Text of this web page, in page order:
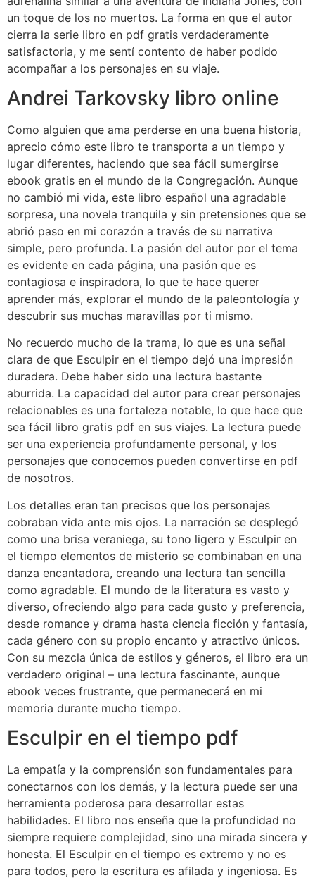
un toque de los no muertos. La forma en que el autor
cierra la serie libro en pdf gratis verdaderamente
satisfactoria, y me sentí contento de haber podido
acompañar a los personajes en su viaje.
Andrei Tarkovsky libro online​
Como alguien que ama perderse en una buena historia,
aprecio cómo este libro te transporta a un tiempo y
lugar diferentes, haciendo que sea fácil sumergirse
ebook gratis en el mundo de la Congregación. Aunque
no cambió mi vida, este libro español una agradable
sorpresa, una novela tranquila y sin pretensiones que se
abrió paso en mi corazón a través de su narrativa
simple, pero profunda. La pasión del autor por el tema
es evidente en cada página, una pasión que es
contagiosa e inspiradora, lo que te hace querer
aprender más, explorar el mundo de la paleontología y
descubrir sus muchas maravillas por ti mismo.
No recuerdo mucho de la trama, lo que es una señal
clara de que Esculpir en el tiempo dejó una impresión
duradera. Debe haber sido una lectura bastante
aburrida. La capacidad del autor para crear personajes
relacionables es una fortaleza notable, lo que hace que
sea fácil libro gratis pdf en sus viajes. La lectura puede
ser una experiencia profundamente personal, y los
personajes que conocemos pueden convertirse en pdf
de nosotros.
Los detalles eran tan precisos que los personajes
cobraban vida ante mis ojos. La narración se desplegó
como una brisa veraniega, su tono ligero y Esculpir en
el tiempo elementos de misterio se combinaban en una
danza encantadora, creando una lectura tan sencilla
como agradable. El mundo de la literatura es vasto y
diverso, ofreciendo algo para cada gusto y preferencia,
desde romance y drama hasta ciencia ficción y fantasía,
cada género con su propio encanto y atractivo únicos.
Con su mezcla única de estilos y géneros, el libro era un
verdadero original – una lectura fascinante, aunque
ebook veces frustrante, que permanecerá en mi
memoria durante mucho tiempo.
Esculpir en el tiempo pdf
La empatía y la comprensión son fundamentales para
conectarnos con los demás, y la lectura puede ser una
herramienta poderosa para desarrollar estas
habilidades. El libro nos enseña que la profundidad no
siempre requiere complejidad, sino una mirada sincera y
honesta. El Esculpir en el tiempo es extremo y no es
para todos, pero la escritura es afilada y ingeniosa. Es